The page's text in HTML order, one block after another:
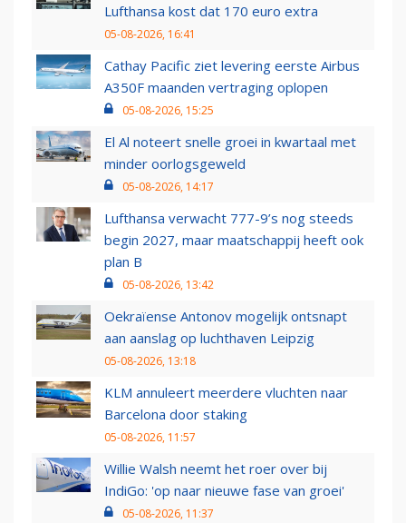
Lufthansa kost dat 170 euro extra
05-08-2026, 16:41
Cathay Pacific ziet levering eerste Airbus
A350F maanden vertraging oplopen
05-08-2026, 15:25
El Al noteert snelle groei in kwartaal met
minder oorlogsgeweld
05-08-2026, 14:17
Lufthansa verwacht 777-9’s nog steeds
begin 2027, maar maatschappij heeft ook
plan B
05-08-2026, 13:42
Oekraïense Antonov mogelijk ontsnapt
aan aanslag op luchthaven Leipzig
05-08-2026, 13:18
KLM annuleert meerdere vluchten naar
Barcelona door staking
05-08-2026, 11:57
Willie Walsh neemt het roer over bij
IndiGo: 'op naar nieuwe fase van groei'
05-08-2026, 11:37